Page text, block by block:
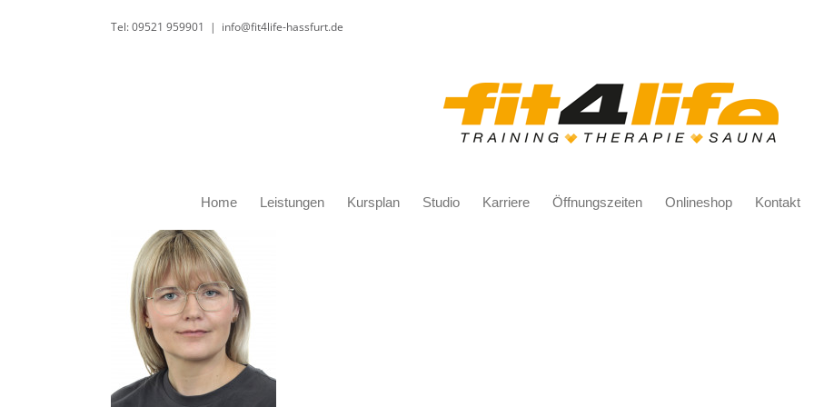
Tel: 09521 959901 | info@fit4life-hassfurt.de
Home Leistungen Kursplan Studio Karriere Öffnungszeiten Onlineshop Kontakt